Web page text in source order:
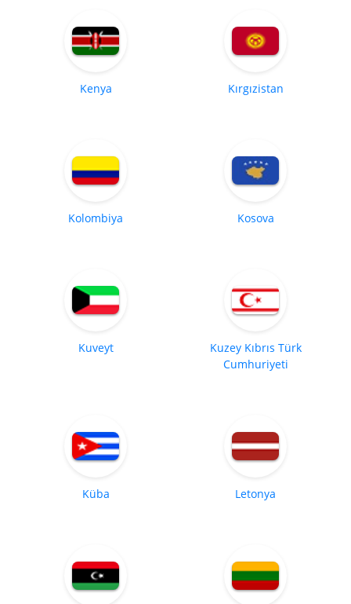
Kenya Kırgızistan
Kolombiya Kosova
Kuveyt
Kuzey Kıbrıs Türk
Cumhuriyeti
Küba Letonya